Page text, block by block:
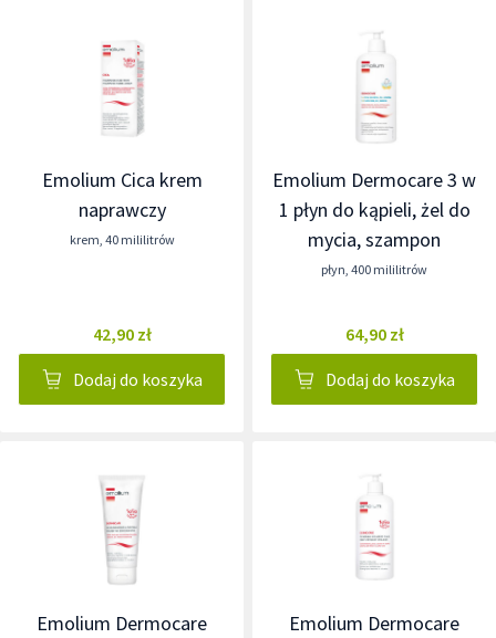
Emolium Cica krem
naprawczy
krem, 40 mililitrów
42,90 zł
Dodaj do koszyka
Emolium Dermocare 3 w
1 płyn do kąpieli, żel do
mycia, szampon
płyn, 400 mililitrów
64,90 zł
Dodaj do koszyka
Emolium Dermocare
Emolium Dermocare